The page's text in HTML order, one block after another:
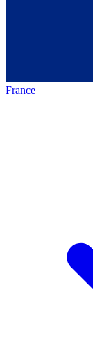
France